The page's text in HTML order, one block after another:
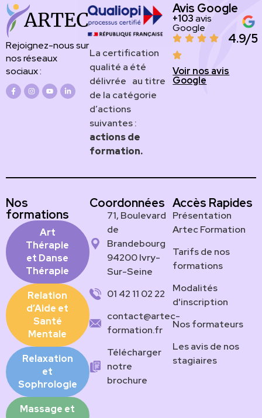
Rejoignez-nous sur
nos réseaux
sociaux :
​​​La certification
qualité a été
délivrée au titre
de la catégorie
d’actions
suivantes :
actions de
formation.
Avis Google
+103avis
Google
4.9/5
Voir nos avis
Google
Nos
formations
Art
Thérapie
et Danse
Thérapie
Relation
d’Aide et
Santé
Mentale
Relaxation
et
Sophrologie
Massage et
Coordonnées
71, Boulevard
de
Brandebourg
94200 Ivry-
Sur-Seine
01 42 11 02 22
contact@artec-
formation.fr
Télécharger
notre
brochure
Accès Rapides
Présentation
Artec Formation
Tarifs de nos
formations
Modalités
d'inscription
Nos formateurs
Les avis de nos
stagiaires